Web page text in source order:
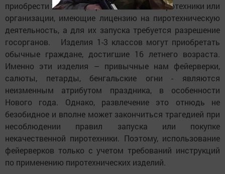
приобрести только профессиональные пиротехники или
организации, имеющие лицензию на пиротехническую
деятельность, а для их запуска требуется разрешение
госорганов. Изделия 1-3 классов могут приобретать
обычные граждане, достигшие 16 летнего возраста.
Именно эти изделия – привычные нам фейерверки,
салюты, петарды, бенгальские огни - являются
неизменным атрибутом праздника, в особенности
Нового года. Однако, развлечение это отнюдь не
безобидное и вполне может закончиться трагедией при
несоблюдении правил запуска или покупке
некачественной пиротехники. Поэтому, использование
фейерверков только с учетом требований инструкций
по применению пиротехнических изделий.